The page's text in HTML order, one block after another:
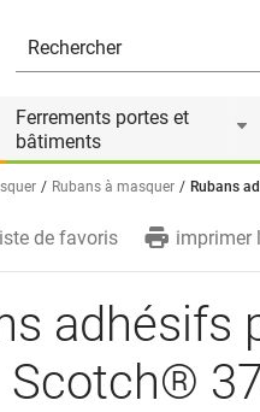
Ferrements portes et
bâtiments
Rubans à masquer Rubans
de favoris imprimer
adhésifs